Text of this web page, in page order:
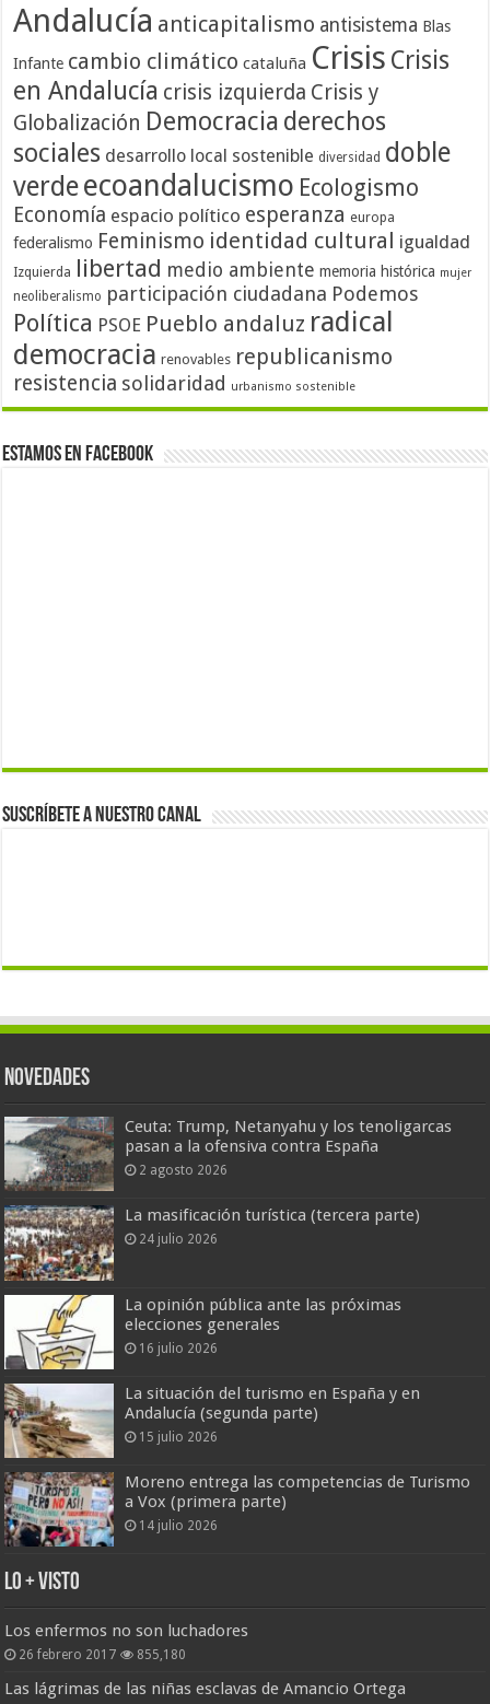
Andalucía anticapitalismo antisistema Blas
Infante cambio climático cataluña Crisis Crisis
en Andalucía crisis izquierda Crisis y
Globalización Democracia derechos
sociales desarrollo local sostenible diversidad doble
verdeecoandalucismo Ecologismo
Economía espacio político esperanza europa
federalismo Feminismo identidad cultural igualdad
Izquierda libertad medio ambiente memoria histórica mujer
neoliberalismo participación ciudadana Podemos
Política PSOE Pueblo andaluz radical
democracia renovables republicanismo
resistencia solidaridad urbanismo sostenible
Estamos en Facebook
Suscríbete a nuestro canal
Novedades
Ceuta: Trump, Netanyahu y los tenoligarcas
pasan a la ofensiva contra España
2 agosto 2026
La masificación turística (tercera parte)
24 julio 2026
La opinión pública ante las próximas
elecciones generales
16 julio 2026
La situación del turismo en España y en
Andalucía (segunda parte)
15 julio 2026
Moreno entrega las competencias de Turismo
a Vox (primera parte)
14 julio 2026
Lo + Visto
Los enfermos no son luchadores
26 febrero 2017 855,180
Las lágrimas de las niñas esclavas de Amancio Ortega